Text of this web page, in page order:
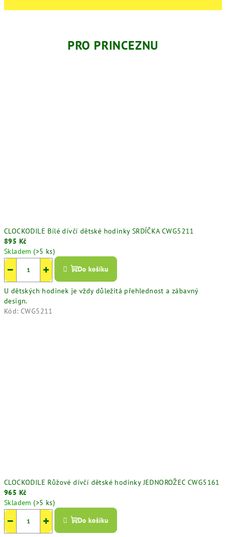
PRO PRINCEZNU
CLOCKODILE Bílé dívčí dětské hodinky SRDÍČKA CWG5211
895 Kč
Skladem(>5 ks)
+
− Do košíku
U dětských hodinek je vždy důležitá přehlednost a zábavný
design.
Kód: CWG5211
CLOCKODILE Růžové dívčí dětské hodinky JEDNOROŽEC CWG5161
965 Kč
Skladem(>5 ks)
+
− Do košíku